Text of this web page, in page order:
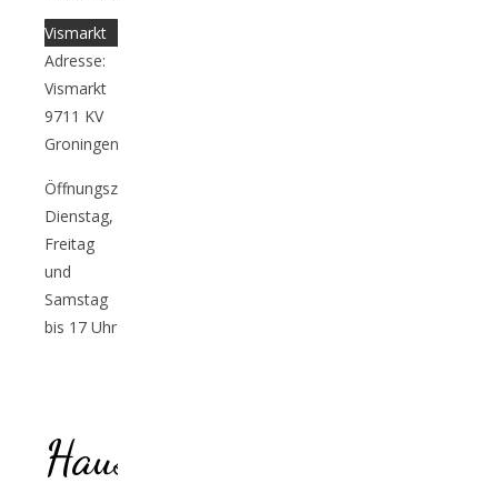
Vismarkt
Adresse:
Vismarkt
9711 KV
Groningen
Öffnungszeiten:
Dienstag,
Freitag
und
Samstag
bis 17 Uhr
Hausgemachte